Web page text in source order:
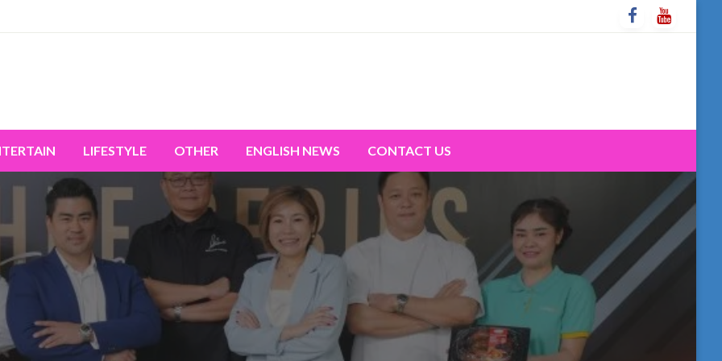
LIFESTYLE OTHER ENGLISH NEWS CONTACT US